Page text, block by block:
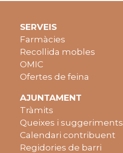
SERVEIS
Farmàcies
Recollida mobles
OMIC
Ofertes de feina
AJUNTAMENT
Tràmits
Queixes i suggeriments
Calendari contribuent
Regidories de barri